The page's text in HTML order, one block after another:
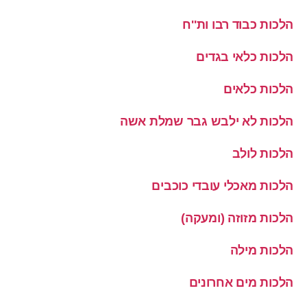
הלכות כבוד רבו ות''ח
הלכות כלאי בגדים
הלכות כלאים
הלכות לא ילבש גבר שמלת אשה
הלכות לולב
הלכות מאכלי עובדי כוכבים
הלכות מזוזה (ומעקה)
הלכות מילה
הלכות מים אחרונים